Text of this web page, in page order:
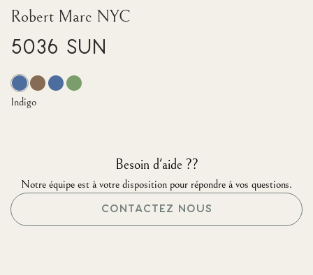
Robert Marc NYC
5036 Sun
Indigo
Besoin d'aide ??
Notre équipe est à votre disposition pour répondre à vos questions.
CONTACTEZ NOUS